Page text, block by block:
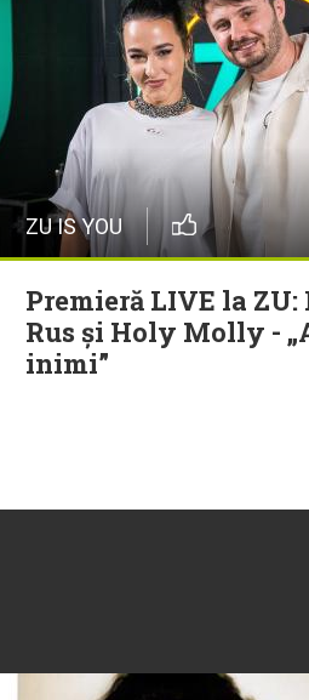
ZU IS YOU
Premieră LIVE la
Rus și Holy Molly -
inimi”